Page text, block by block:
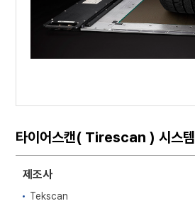
타이어스캔( Tirescan ) 시스템
제조사
Tekscan